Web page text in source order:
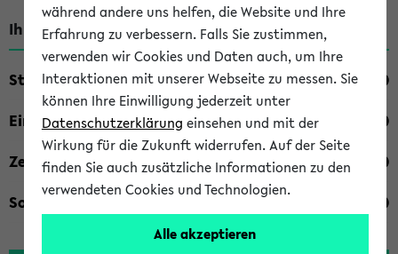
Ihre Suchkriterien:
Studienfach
Einrichtung
Zeiten
Sonstiges
während andere uns helfen, die Website und Ihre
Erfahrung zu verbessern. Falls Sie zustimmen,
verwenden wir Cookies und Daten auch, um Ihre
Interaktionen mit unserer Webseite zu messen. Sie
können Ihre Einwilligung jederzeit unter
Datenschutzerklärung einsehen und mit der
Wirkung für die Zukunft widerrufen. Auf der Seite
finden Sie auch zusätzliche Informationen zu den
verwendeten Cookies und Technologien.
Alle akzeptieren